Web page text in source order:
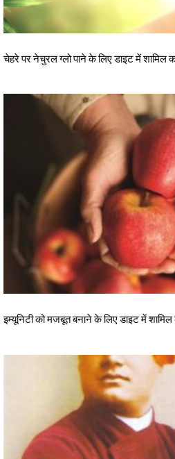
चेहरे पर नेचुरल ग्लो पाने के लिए डाइट में शामिल
इम्यूनिटी को मजबूत बनाने के लिए डाइट में